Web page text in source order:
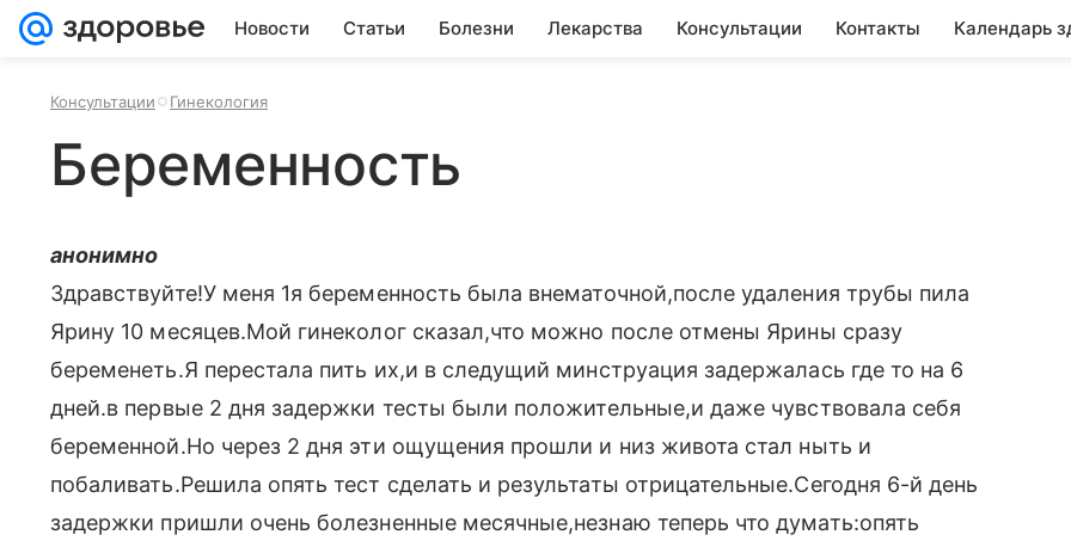
Новости Статьи Болезни Лекарства Консультации Контакты Календарь
Консультации Гинекология
Беременность
анонимно
Здравствуйте!У меня 1я беременность была внематочной,после удаления трубы пила
Ярину 10 месяцев.Мой гинеколог сказал,что можно после отмены Ярины сразу
беременеть.Я перестала пить их,и в следущий минструация задержалась где то на 6
дней.в первые 2 дня задержки тесты были положительные,и даже чувствовала себя
беременной.Но через 2 дня эти ощущения прошли и низ живота стал ныть и
побаливать.Решила опять тест сделать и результаты отрицательные.Сегодня 6-й день
задержки пришли очень болезненные месячные,незнаю теперь что думать:опять